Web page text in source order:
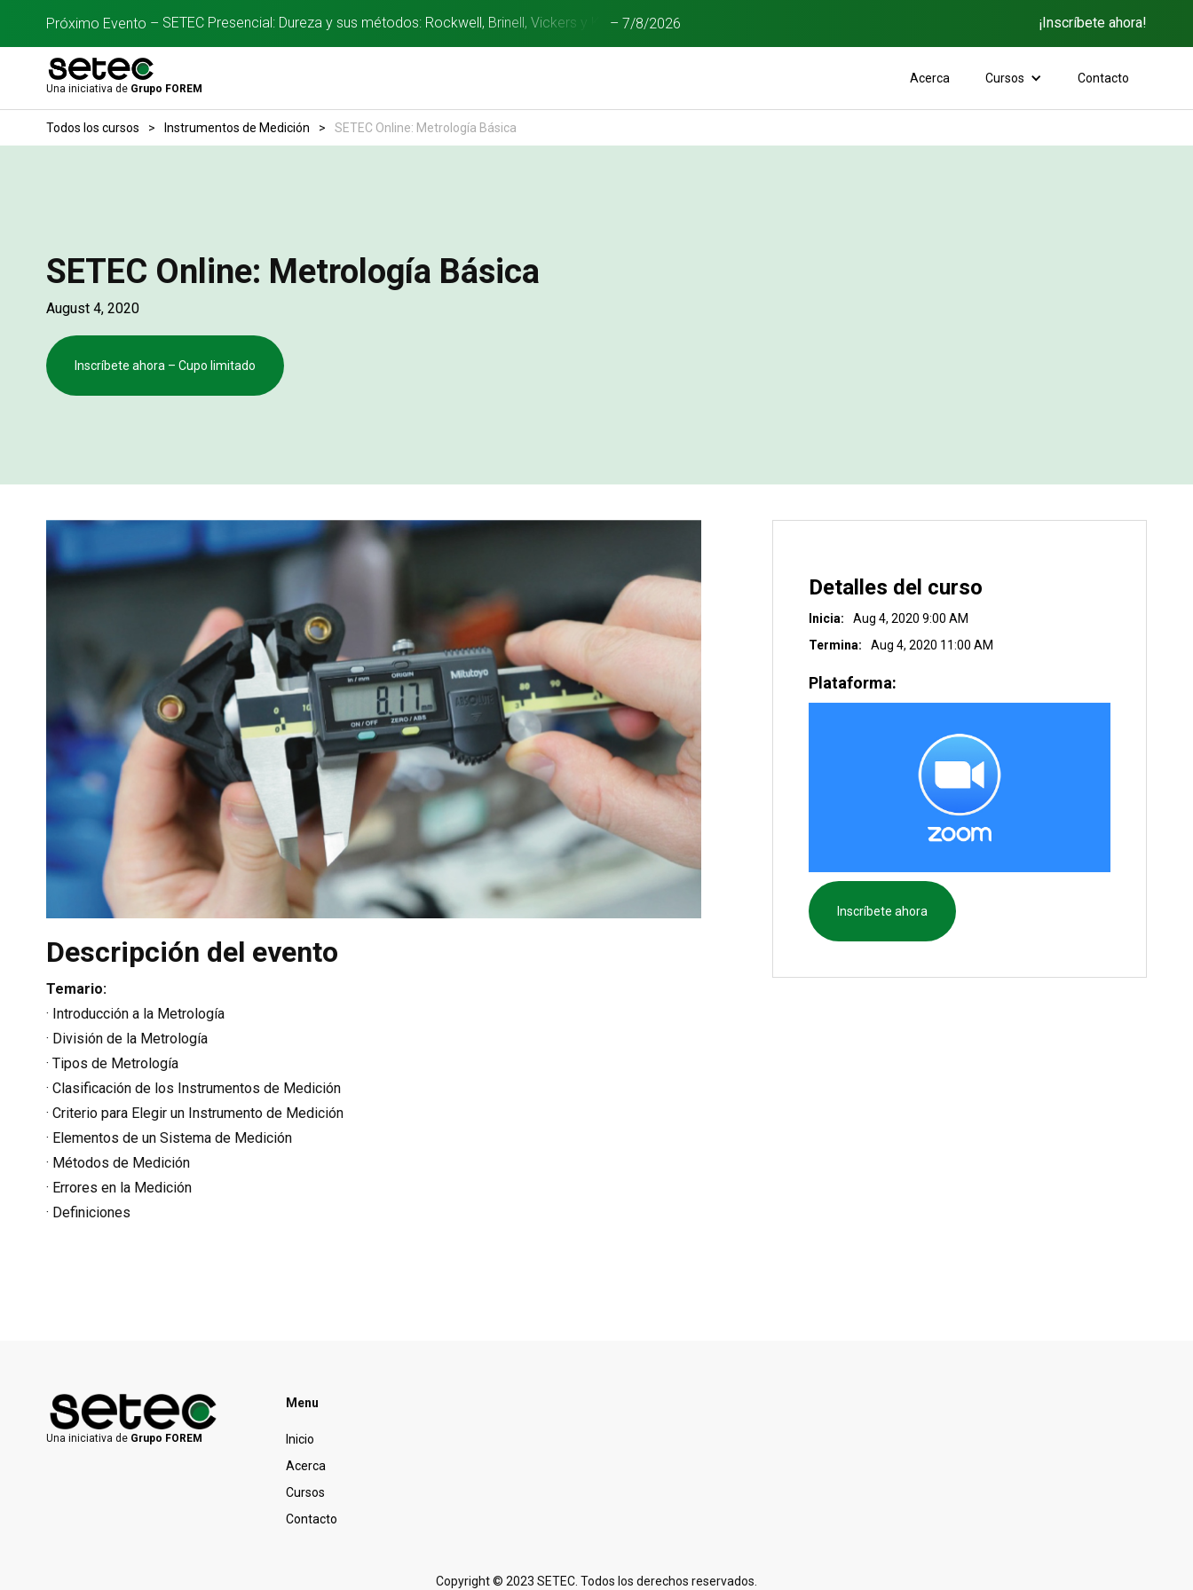
Próximo Evento – SETEC Presencial: Dureza y sus métodos: Rockwell, Brinell, Vickers y Knoop
– 7/8/2026 ¡Inscríbete ahora!
Una iniciativa de Grupo FOREM
Acerca Cursos Contacto
Todos los cursos > Instrumentos de Medición > SETEC Online: Metrología Básica
SETEC Online: Metrología Básica
August 4, 2020
Inscríbete ahora – Cupo limitado
Descripción del evento
Temario:
· Introducción a la Metrología
· División de la Metrología
· Tipos de Metrología
· Clasificación de los Instrumentos de Medición
· Criterio para Elegir un Instrumento de Medición
· Elementos de un Sistema de Medición
· Métodos de Medición
· Errores en la Medición
· Definiciones
Detalles del curso
Inicia:
Aug 4, 2020 9:00 AM
Termina:
Aug 4, 2020 11:00 AM
Plataforma:
Inscríbete ahora
Una iniciativa de Grupo FOREM
Menu
Inicio
Acerca
Cursos
Contacto
Copyright © 2023 SETEC. Todos los derechos reservados.